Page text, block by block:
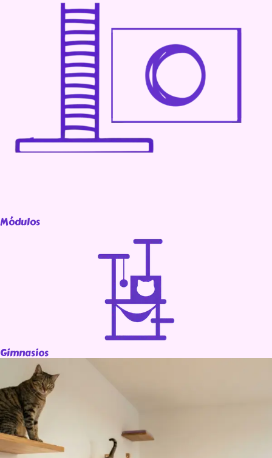
Módulos
Gimnasios